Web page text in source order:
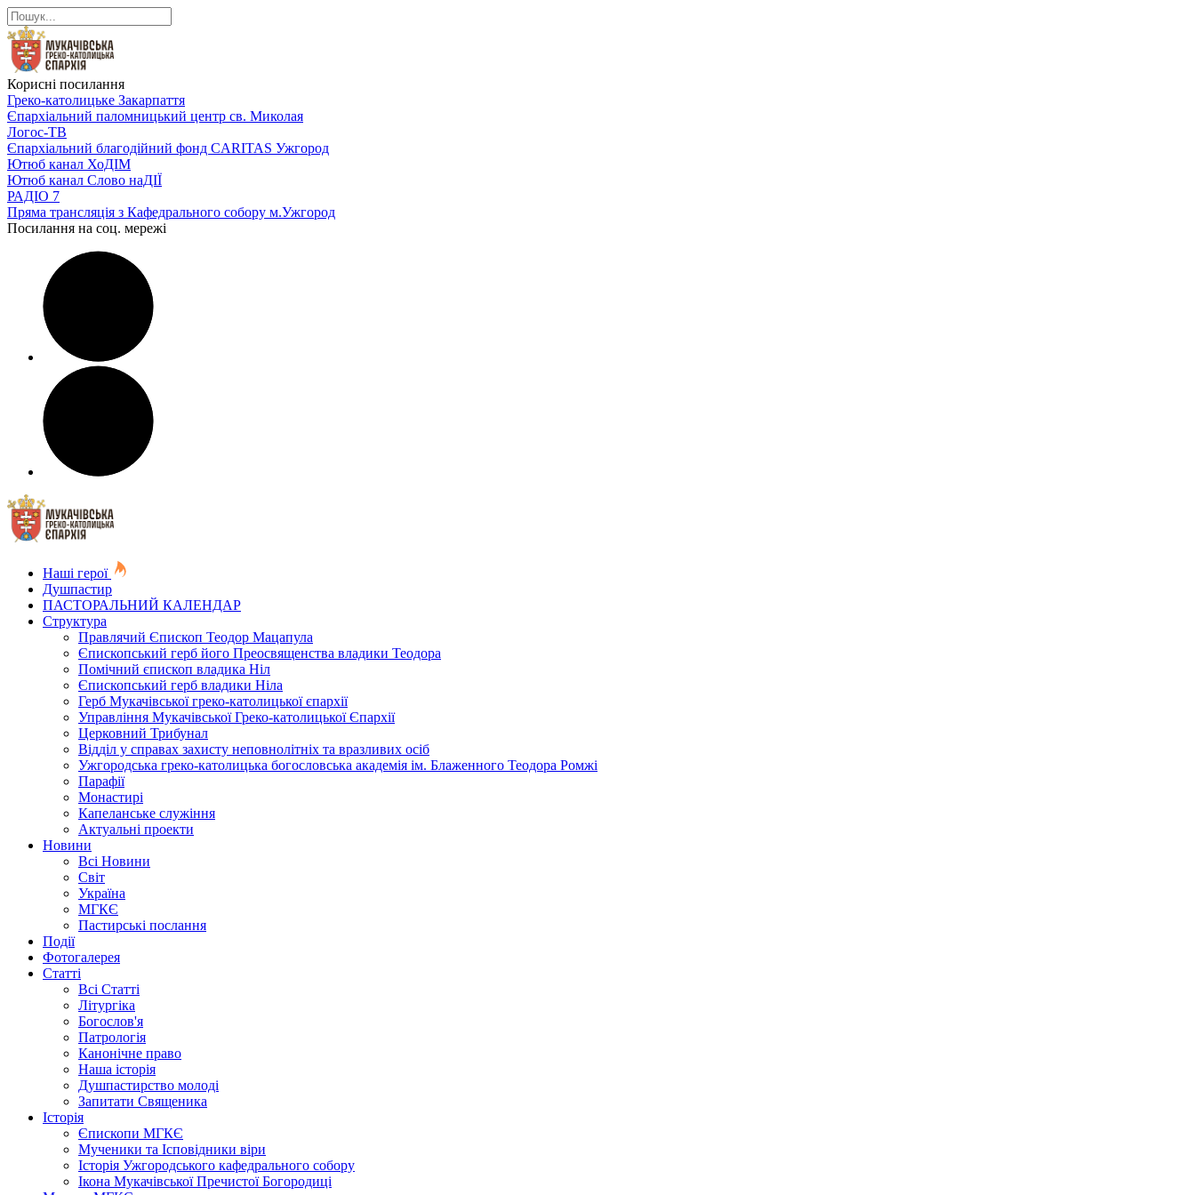
Корисні посилання
Греко-католицьке Закарпаття
Єпархіальний паломницький центр св. Миколая
Логос-ТВ
Єпархіальний благодійний фонд CARITAS Ужгород
Ютюб канал ХоДІМ
Ютюб канал Слово наДІЇ
РАДІО 7
Пряма трансляція з Кафедрального собору м.Ужгород
Посилання на соц. мережі
Наші герої
Душпастир
ПАСТОРАЛЬНИЙ КАЛЕНДАР
Структура
Правлячий Єпископ Теодор Мацапула
Єпископський герб його Преосвященства владики Теодора
Помічний єпископ владика Ніл
Єпископський герб владики Ніла
Герб Мукачівської греко-католицької єпархії
Управління Мукачівської Греко-католицької Єпархії
Церковний Трибунал
Відділ у справах захисту неповнолітніх та вразливих осіб
Ужгородська греко-католицька богословська академія ім. Блаженного Теодора Ромжі
Парафії
Монастирі
Капеланське служіння
Актуальні проекти
Новини
Всі Новини
Світ
Україна
МГКЄ
Пастирські послання
Події
Фотогалерея
Статті
Всі Статті
Літургіка
Богослов'я
Патрологія
Канонічне право
Наша історія
Душпастирство молоді
Запитати Священика
Історія
Єпископи МГКЄ
Мученики та Ісповідники віри
Історія Ужгородського кафедрального собору
Ікона Мукачівської Пречистої Богородиці